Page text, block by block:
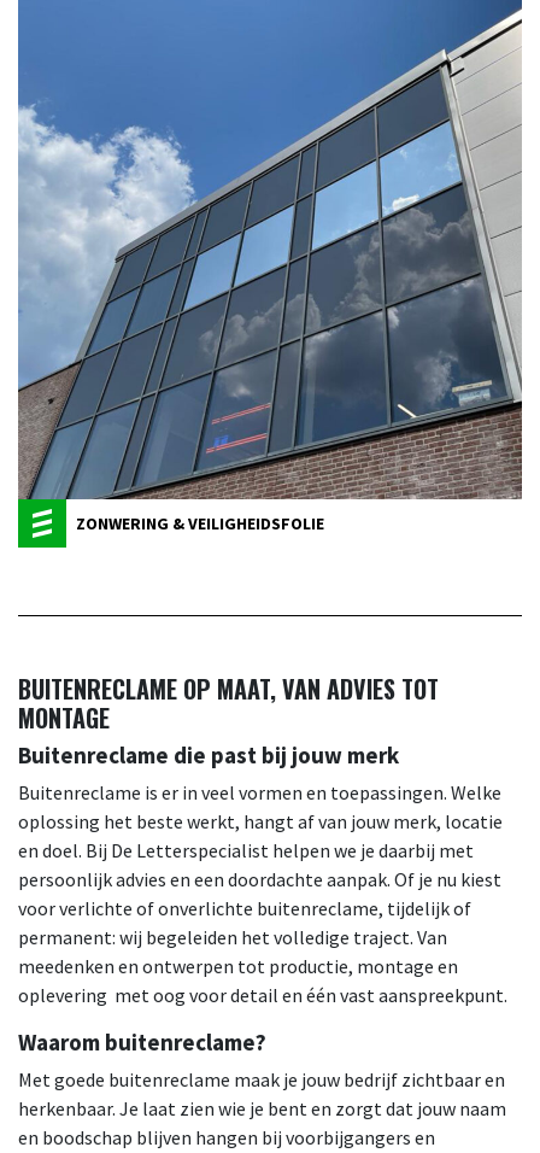
ZONWERING & VEILIGHEIDSFOLIE
BUITENRECLAME OP MAAT, VAN ADVIES TOT
MONTAGE
Buitenreclame die past bij jouw merk
Buitenreclame is er in veel vormen en toepassingen. Welke
oplossing het beste werkt, hangt af van jouw merk, locatie
en doel. Bij De Letterspecialist helpen we je daarbij met
persoonlijk advies en een doordachte aanpak. Of je nu kiest
voor verlichte of onverlichte buitenreclame, tijdelijk of
permanent: wij begeleiden het volledige traject. Van
meedenken en ontwerpen tot productie, montage en
oplevering met oog voor detail en één vast aanspreekpunt.
Waarom buitenreclame?
Met goede buitenreclame maak je jouw bedrijf zichtbaar en
herkenbaar. Je laat zien wie je bent en zorgt dat jouw naam
en boodschap blijven hangen bij voorbijgangers en